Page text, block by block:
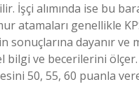
İşçi alımında ise bu
genellikle
dayanır ve
ve becerilerini
50, 55, 60 puanla